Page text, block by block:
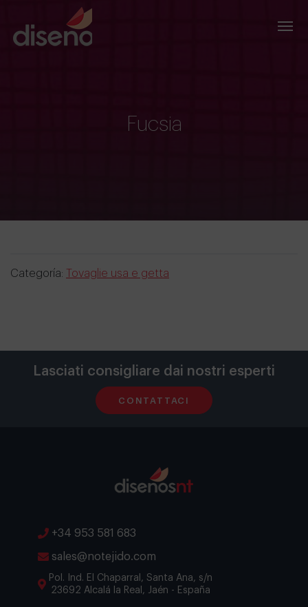
Fucsia
Categoría: Tovaglie usa e getta
Lasciati consigliare dai nostri esperti
CONTATTACI
+34 953 581 683
sales@notejido.com
Pol. Ind. El Chaparral, Santa Ana, s/n
23692 Alcalá la Real, Jaén - España